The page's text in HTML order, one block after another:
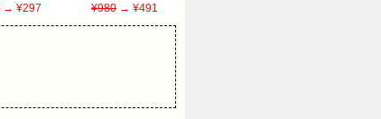
→ ¥297 ¥980→ ¥491